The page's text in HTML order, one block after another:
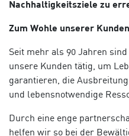
Nachhaltigkeitsziele zu
Zum Wohle unserer Kunden
Seit mehr als 90 Jahren
unsere Kunden tätig, um
garantieren, die
und lebensnotwendige
Durch eine enge
helfen wir so bei der